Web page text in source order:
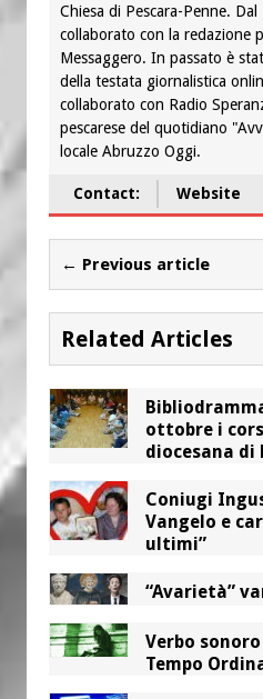
Chiesa di Pescara-Penne.
collaborato con la redazione
Messaggero. In passato è
della testata giornalistica
collaborato con Radio
pescarese del quotidiano
locale Abruzzo Oggi.
Contact: Website
← Previous article
Related Articles
ottobre i
diocesana di
Coniugi
Vangelo e
ultimi”
“Avarietà”
Verbo
Tempo